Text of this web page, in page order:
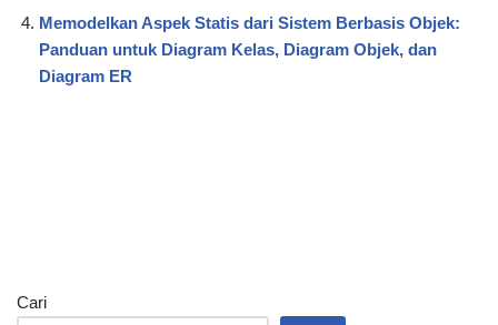
Memodelkan Aspek Statis dari Sistem Berbasis Objek:
Panduan untuk Diagram Kelas, Diagram Objek, dan
Diagram ER
Cari